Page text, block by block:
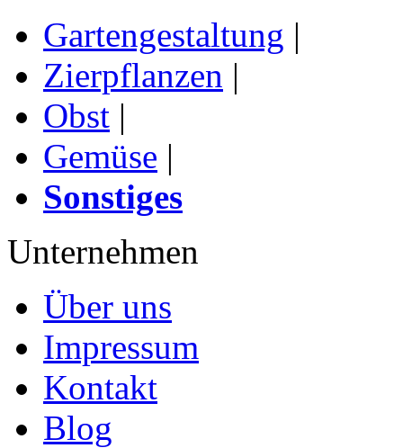
Gartengestaltung |
Zierpflanzen |
Obst |
Gemüse |
Sonstiges
Unternehmen
Über uns
Impressum
Kontakt
Blog